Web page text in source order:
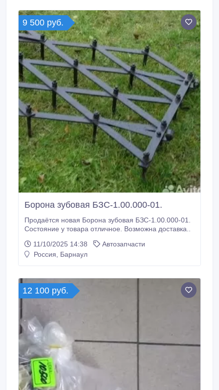
9 500 руб.
Борона зубовая БЗС-1.00.000-01.
Продаётся новая Борона зубовая БЗС-1.00.000-01.
Состояние у товара отличное. Возможна доставка..
11/10/2025 14:38
Автозапчасти
Россия, Барнаул
12 100 руб.